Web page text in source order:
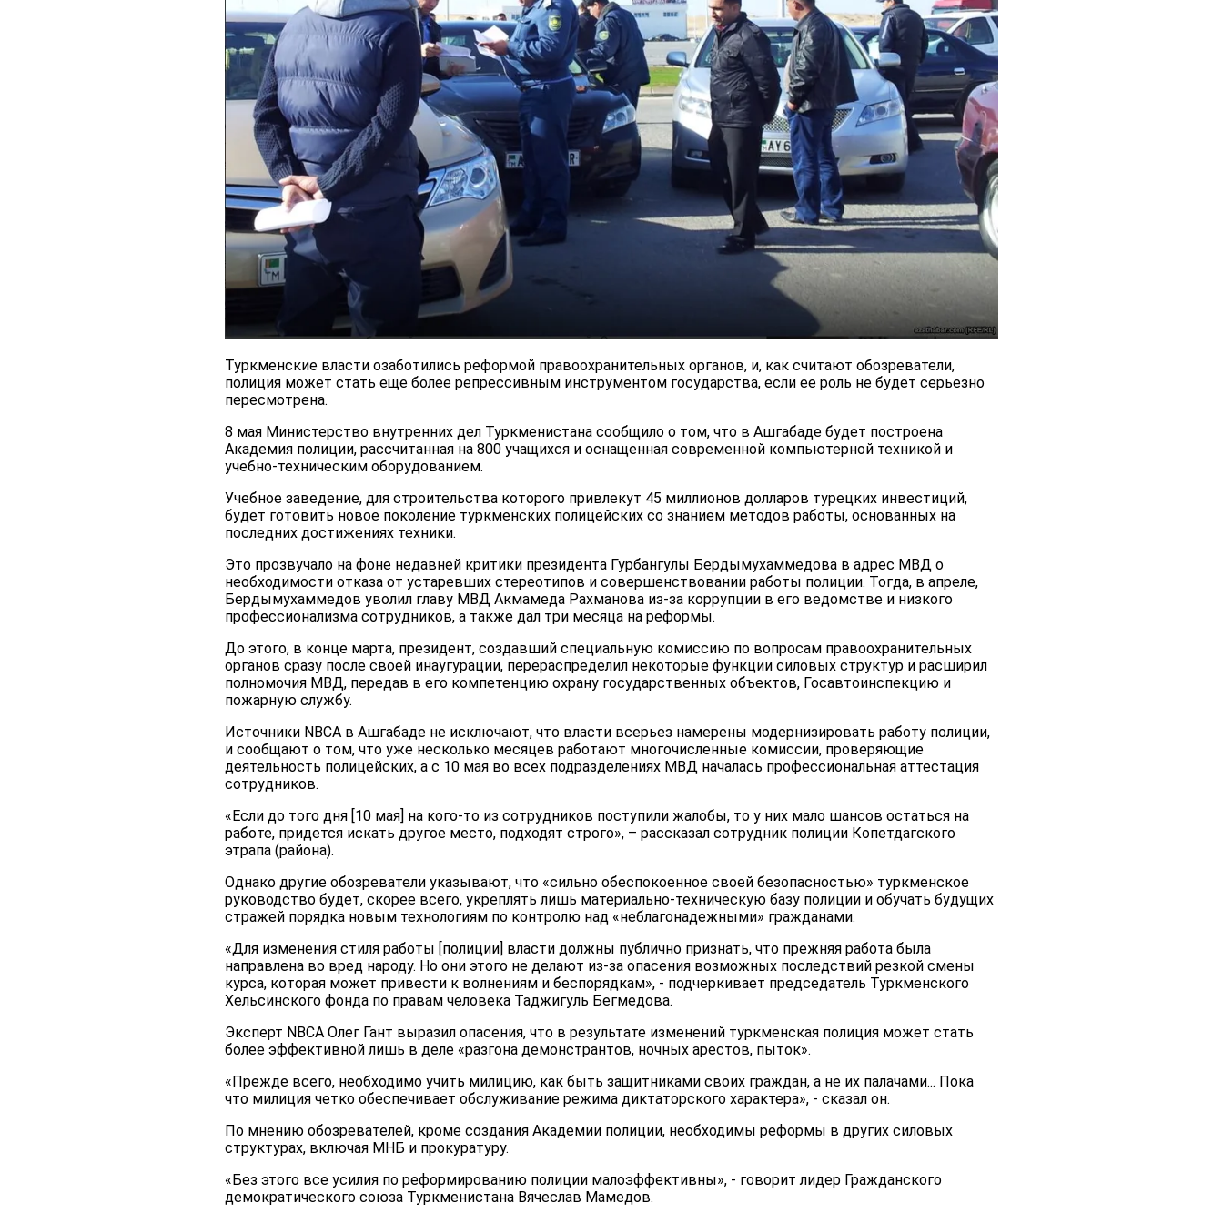
Туркменские власти озаботились реформой правоохранительных органов, и, как считают обозреватели,
полиция может стать еще более репрессивным инструментом государства, если ее роль не будет серьезно
пересмотрена.
8 мая Министерство внутренних дел Туркменистана сообщило о том, что в Ашгабаде будет построена
Академия полиции, рассчитанная на 800 учащихся и оснащенная современной компьютерной техникой и
учебно-техническим оборудованием.
Учебное заведение, для строительства которого привлекут 45 миллионов долларов турецких инвестиций,
будет готовить новое поколение туркменских полицейских со знанием методов работы, основанных на
последних достижениях техники.
Это прозвучало на фоне недавней критики президента Гурбангулы Бердымухаммедова в адрес МВД о
необходимости отказа от устаревших стереотипов и совершенствовании работы полиции. Тогда, в апреле,
Бердымухаммедов уволил главу МВД Акмамеда Рахманова из-за коррупции в его ведомстве и низкого
профессионализма сотрудников, а также дал три месяца на реформы.
До этого, в конце марта, президент, создавший специальную комиссию по вопросам правоохранительных
органов сразу после своей инаугурации, перераспределил некоторые функции силовых структур и расширил
полномочия МВД, передав в его компетенцию охрану государственных объектов, Госавтоинспекцию и
пожарную службу.
Источники NBCA в Ашгабаде не исключают, что власти всерьез намерены модернизировать работу полиции,
и сообщают о том, что уже несколько месяцев работают многочисленные комиссии, проверяющие
деятельность полицейских, а с 10 мая во всех подразделениях МВД началась профессиональная аттестация
сотрудников.
«Если до того дня [10 мая] на кого-то из сотрудников поступили жалобы, то у них мало шансов остаться на
работе, придется искать другое место, подходят строго», – рассказал сотрудник полиции Копетдагского
этрапа (района).
Однако другие обозреватели указывают, что «сильно обеспокоенное своей безопасностью» туркменское
руководство будет, скорее всего, укреплять лишь материально-техническую базу полиции и обучать будущих
стражей порядка новым технологиям по контролю над «неблагонадежными» гражданами.
«Для изменения стиля работы [полиции] власти должны публично признать, что прежняя работа была
направлена во вред народу. Но они этого не делают из-за опасения возможных последствий резкой смены
курса, которая может привести к волнениям и беспорядкам», - подчеркивает председатель Туркменского
Хельсинского фонда по правам человека Таджигуль Бегмедова.
Эксперт NBCA Олег Гант выразил опасения, что в результате изменений туркменская полиция может стать
более эффективной лишь в деле «разгона демонстрантов, ночных арестов, пыток».
«Прежде всего, необходимо учить милицию, как быть защитниками своих граждан, а не их палачами... Пока
что милиция четко обеспечивает обслуживание режима диктаторского характера», - сказал он.
По мнению обозревателей, кроме создания Академии полиции, необходимы реформы в других силовых
структурах, включая МНБ и прокуратуру.
«Без этого все усилия по реформированию полиции малоэффективны», - говорит лидер Гражданского
демократического союза Туркменистана Вячеслав Мамедов.